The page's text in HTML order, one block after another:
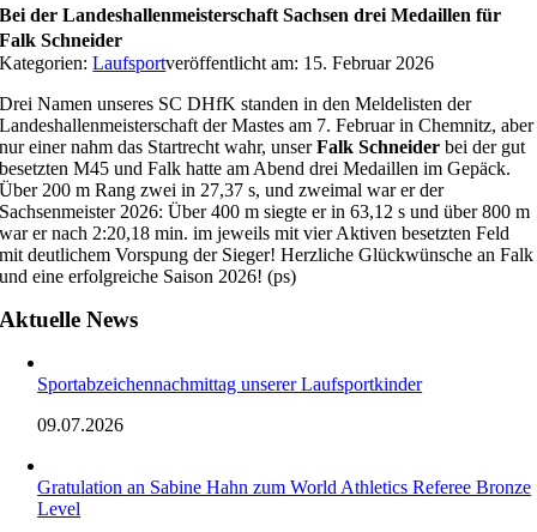
Bei der Landeshallenmeisterschaft Sachsen drei Medaillen für
Falk Schneider
Kategorien:Laufsportveröffentlicht am: 15. Februar 2026
Drei Namen unseres SC DHfK standen in den Meldelisten der
Landeshallenmeisterschaft der Mastes am 7. Februar in Chemnitz, aber
nur einer nahm das Startrecht wahr, unserFalk Schneider bei der gut
besetzten M45 und Falk hatte am Abend drei Medaillen im Gepäck.
Über 200 m Rang zwei in 27,37 s, und zweimal war er der
Sachsenmeister 2026: Über 400 m siegte er in 63,12 s und über 800 m
war er nach 2:20,18 min. im jeweils mit vier Aktiven besetzten Feld
mit deutlichem Vorspung der Sieger! Herzliche Glückwünsche an Falk
und eine erfolgreiche Saison 2026! (ps)
Aktuelle News
Sportabzeichennachmittag unserer Laufsportkinder
09.07.2026
Gratulation an Sabine Hahn zum World Athletics Referee Bronze
Level